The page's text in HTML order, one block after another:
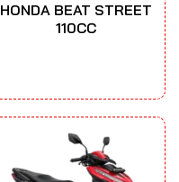
HONDA BEAT STREET
110CC